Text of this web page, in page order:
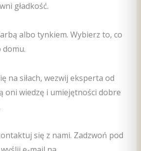
gładkość.
albo tynkiem. Wybierz to, co
na siłach, wezwij eksperta od
oni wiedzę i umiejętności dobre
się z nami. Zadzwoń pod